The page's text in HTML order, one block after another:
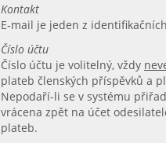
Kontakt
E-mail je jeden z
Číslo účtu
Číslo účtu je volitelný, vždy
plateb členských příspěvků a
Nepodaří-li se v systému
vrácena zpět na účet
plateb.